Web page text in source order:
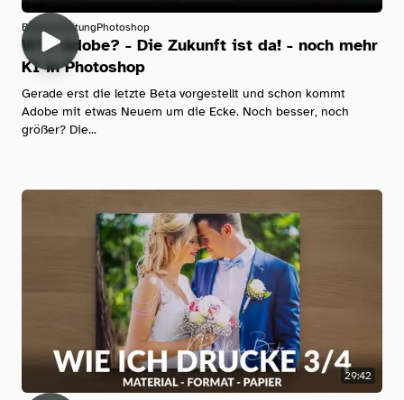
BildbearbeitungPhotoshop
WTF Adobe? - Die Zukunft ist da! - noch mehr
KI in Photoshop
Gerade erst die letzte Beta vorgestellt und schon kommt
Adobe mit etwas Neuem um die Ecke. Noch besser, noch
größer? Die...
29:42